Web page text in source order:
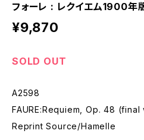
フォーレ : レクイエム1900年
¥9,870
SOLD OUT
A2598
FAURE:Requiem, Op. 48
Reprint Source/Hamelle